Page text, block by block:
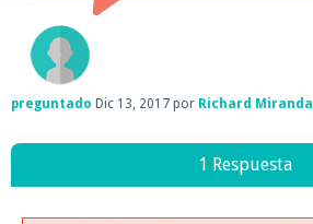
preguntado Dic 13, 2017 por Richard Miranda
1 Respuesta